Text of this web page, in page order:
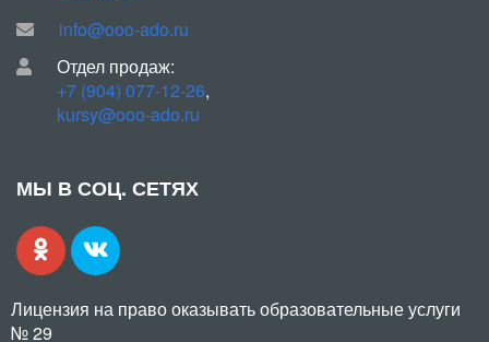
info@ooo-ado.ru
Отдел продаж:
+7 (904) 077-12-26,
kursy@ooo-ado.ru
МЫ В СОЦ. СЕТЯХ
Лицензия на право оказывать образовательные услуги
№ 29